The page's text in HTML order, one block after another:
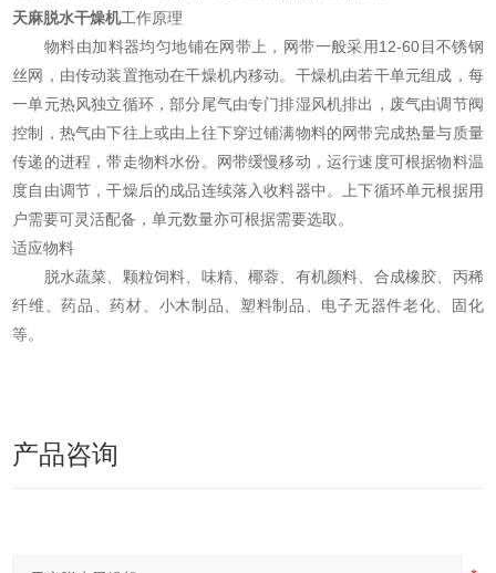
天麻脱水干燥机工作原理
物料由加料器均匀地铺在网带上，网带一般采用12-60目不锈钢
丝网，由传动装置拖动在干燥机内移动。干燥机由若干单元组成，每
一单元热风独立循环，部分尾气由专门排湿风机排出，废气由调节阀
控制，热气由下往上或由上往下穿过铺满物料的网带完成热量与质量
传递的进程，带走物料水份。网带缓慢移动，运行速度可根据物料温
度自由调节，干燥后的成品连续落入收料器中。上下循环单元根据用
户需要可灵活配备，单元数量亦可根据需要选取。
适应物料
脱水蔬菜、颗粒饲料、味精、椰蓉、有机颜料、合成橡胶、丙稀
纤维、药品、药材、小木制品、塑料制品、电子无器件老化、固化
等。
产品咨询